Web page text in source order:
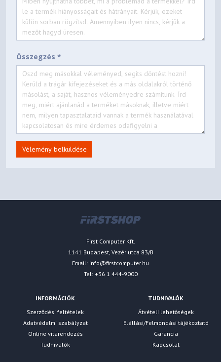
Összegzés *
Vélemény belküldése
First Computer Kft.
1141 Budapest, Vezér utca 83/B
Email: info@firstcomputer.hu
Tel: +36 1 444-9000
INFORMÁCIÓK
Szerződési feltételek
Adatvédelmi szabályzat
Online vitarendezés
Tudnivalók
TUDNIVALÓK
Átvételi lehetőségek
Elállási/Felmondási tájékoztató
Garancia
Kapcsolat